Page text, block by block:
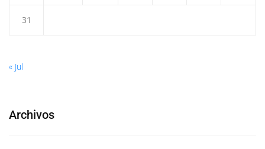
31
« Jul
Archivos